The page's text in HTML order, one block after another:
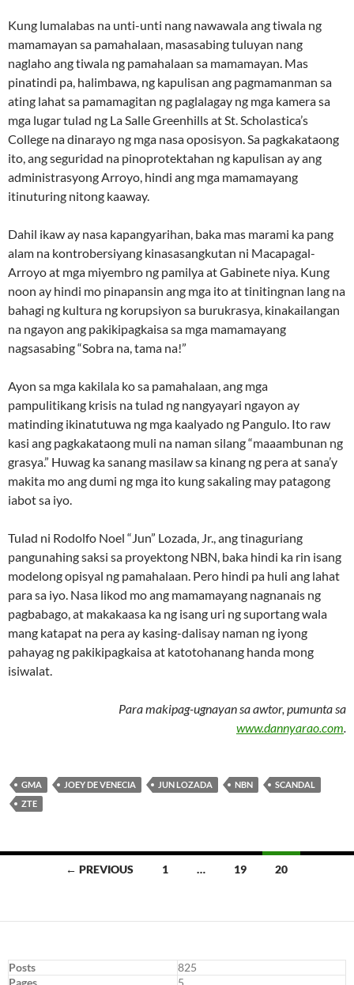
Kung lumalabas na unti-unti nang nawawala ang tiwala ng
mamamayan sa pamahalaan, masasabing tuluyan nang
naglaho ang tiwala ng pamahalaan sa mamamayan. Mas
pinatindi pa, halimbawa, ng kapulisan ang pagmamanman sa
ating lahat sa pamamagitan ng paglalagay ng mga kamera sa
mga lugar tulad ng La Salle Greenhills at St. Scholastica’s
College na dinarayo ng mga nasa oposisyon. Sa pagkakataong
ito, ang seguridad na pinoprotektahan ng kapulisan ay ang
administrasyong Arroyo, hindi ang mga mamamayang
itinuturing nitong kaaway.
Dahil ikaw ay nasa kapangyarihan, baka mas marami ka pang
alam na kontrobersiyang kinasasangkutan ni Macapagal-
Arroyo at mga miyembro ng pamilya at Gabinete niya. Kung
noon ay hindi mo pinapansin ang mga ito at tinitingnan lang na
bahagi ng kultura ng korupsiyon sa burukrasya, kinakailangan
na ngayon ang pakikipagkaisa sa mga mamamayang
nagsasabing “Sobra na, tama na!”
Ayon sa mga kakilala ko sa pamahalaan, ang mga
pampulitikang krisis na tulad ng nangyayari ngayon ay
matinding ikinatutuwa ng mga kaalyado ng Pangulo. Ito raw
kasi ang pagkakataong muli na naman silang “maaambunan ng
grasya.” Huwag ka sanang masilaw sa kinang ng pera at sana’y
makita mo ang dumi ng mga ito kung sakaling may patagong
iabot sa iyo.
Tulad ni Rodolfo Noel “Jun” Lozada, Jr., ang tinaguriang
pangunahing saksi sa proyektong NBN, baka hindi ka rin isang
modelong opisyal ng pamahalaan. Pero hindi pa huli ang lahat
para sa iyo. Nasa likod mo ang mamamayang nagnanais ng
pagbabago, at makakaasa ka ng isang uri ng suportang wala
mang katapat na pera ay kasing-dalisay naman ng iyong
pahayag ng pakikipagkaisa at katotohanang handa mong
isiwalat.
Para makipag-ugnayan sa awtor, pumunta sa
www.dannyarao.com.
GMA JOEY DE VENECIA JUN LOZADA NBN
SCANDAL
ZTE
← PREVIOUS 1 … 19 20
Posts
825